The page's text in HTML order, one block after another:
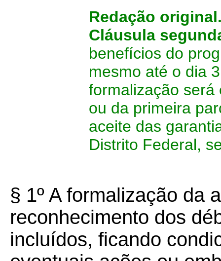
Redação
Cláusula
benefícios do
mesmo até o dia
formalização será
ou da primeira
aceite das
Distrito Federal,
§ 1º A formalização da
reconhecimento dos
incluídos, ficando